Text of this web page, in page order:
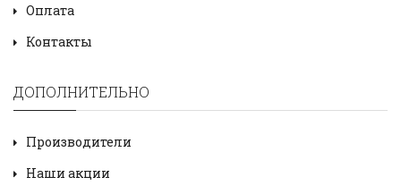
Оплата
Контакты
ДОПОЛНИТЕЛЬНО
Производители
Наши акции